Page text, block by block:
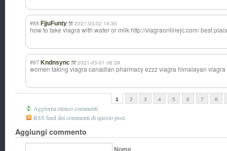
#88 FjjuFunty 2021-03-02 14:30
how to take viagra with water or milk http://viagraonlinejc.com/ best
#87 Kndnsync 2021-03-01 06:39
women taking viagra canadian pharmacy ezzz viagra himalayan viagra
1 2 3 4 5 6 7 8
Aggiorna elenco commenti
RSS feed dei commenti di questo post.
Aggiungi commento
Nome